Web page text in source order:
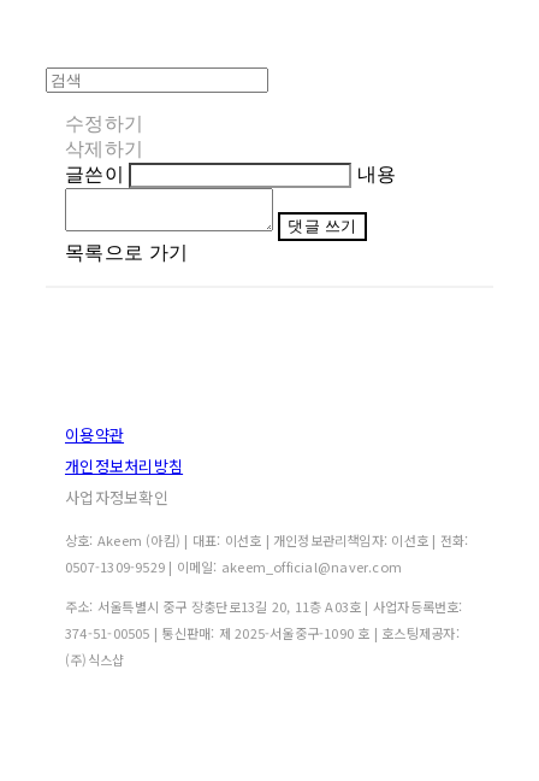
수정하기
삭제하기
글쓴이
내용
댓글 쓰기
목록으로 가기
이용약관
개인정보처리방침
사업자정보확인
상호: Akeem (아킴) | 대표: 이선호 | 개인정보관리책임자: 이선호 | 전화:
0507-1309-9529 | 이메일: akeem_official@naver.com
주소: 서울특별시 중구 장충단로13길 20, 11층 A03호 | 사업자등록번호:
374-51-00505 | 통신판매: 제 2025-서울중구-1090 호 | 호스팅제공자:
(주)식스샵